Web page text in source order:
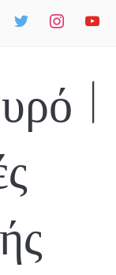
twitter instagramyoutube
|